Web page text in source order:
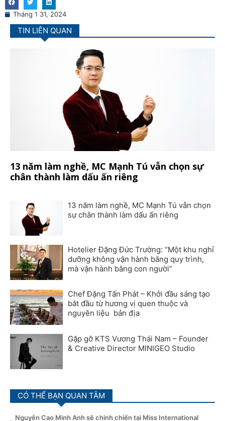
Tháng 1 31, 2024
TIN LIÊN QUAN
13 năm làm nghề, MC Mạnh Tú vẫn chọn sự
chân thành làm dấu ấn riêng
13 năm làm nghề, MC Mạnh Tú vẫn chọn
sự chân thành làm dấu ấn riêng
Hotelier Đặng Đức Trường: “Một khu nghỉ
dưỡng không vận hành bằng quy trình,
mà vận hành bằng con người”
Chef Đặng Tấn Phát – Khởi đầu sáng tạo
bắt đầu từ hương vị quen thuộc và
nguyên liệu bản địa
Gặp gỡ KTS Vương Thái Nam – Founder
& Creative Director MINIGEO Studio
CÓ THỂ BẠN QUAN TÂM
Nguyễn Cao Minh Anh sẽ chinh chiến tại Miss International